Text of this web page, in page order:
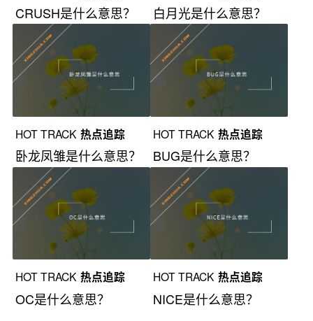
CRUSH是什么意思？ 白月光是什么意思？
HOT TRACK 热点追踪
卧龙凤雏是什么意思？
HOT TRACK 热点追踪
BUG是什么意思？
HOT TRACK 热点追踪
OC是什么意思？
HOT TRACK 热点追踪
NICE是什么意思？